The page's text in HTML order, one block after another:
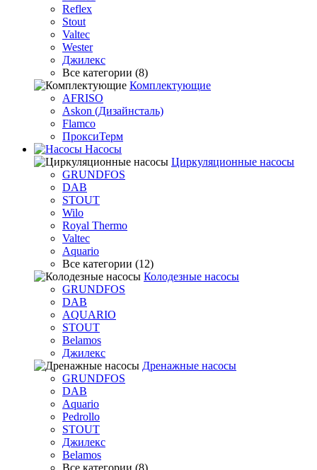
Reflex
Stout
Valtec
Wester
Джилекс
Все категории (8)
Комплектующие
AFRISO
Askon (Дизайнсталь)
Flamco
ПроксиТерм
Насосы
Циркуляционные насосы
GRUNDFOS
DAB
STOUT
Wilo
Royal Thermo
Valtec
Aquario
Все категории (12)
Колодезные насосы
GRUNDFOS
DAB
AQUARIO
STOUT
Belamos
Джилекс
Дренажные насосы
GRUNDFOS
DAB
Aquario
Pedrollo
STOUT
Джилекс
Belamos
Все категории (8)